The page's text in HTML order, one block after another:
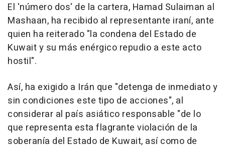
El 'número dos' de la cartera, Hamad Sulaiman al
Mashaan, ha recibido al representante iraní, ante
quien ha reiterado "la condena del Estado de
Kuwait y su más enérgico repudio a este acto
hostil".
Así, ha exigido a Irán que "detenga de inmediato y
sin condiciones este tipo de acciones", al
considerar al país asiático responsable "de lo
que representa esta flagrante violación de la
soberanía del Estado de Kuwait, así como de